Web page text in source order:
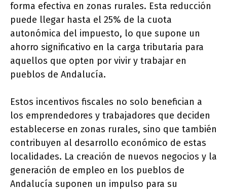
forma efectiva en zonas rurales. Esta reducción
puede llegar hasta el 25% de la cuota
autonómica del impuesto, lo que supone un
ahorro significativo en la carga tributaria para
aquellos que opten por vivir y trabajar en
pueblos de Andalucía.
Estos incentivos fiscales no solo benefician a
los emprendedores y trabajadores que deciden
establecerse en zonas rurales, sino que también
contribuyen al desarrollo económico de estas
localidades. La creación de nuevos negocios y la
generación de empleo en los pueblos de
Andalucía suponen un impulso para su